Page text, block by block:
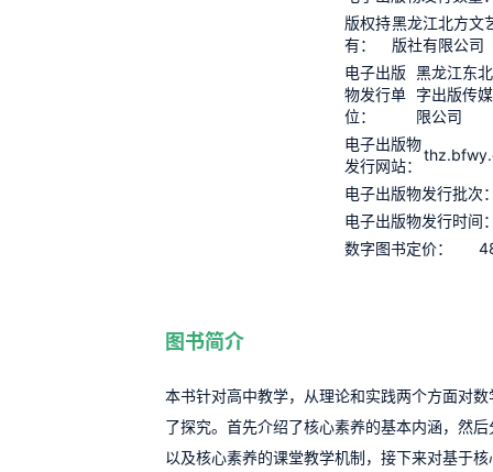
版权持
有：
黑龙江北方文
版社有限公司
电子出版
物发行单
位：
黑龙江东
字出版传
限公司
电子出版物
发行网站：
电子出版物发行批次
电子出版物发行时间
数字图书定价：
图书简介
本书针对高中教学，从理论和实践两个方面对
了探究。首先介绍了核心素养的基本内涵，然
以及核心素养的课堂教学机制，接下来对基于